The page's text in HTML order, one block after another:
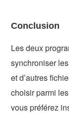
Conclusion
Les deux
synchroniser
et d’autres
choisir parmi
vous préférez